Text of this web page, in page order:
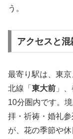
う。
アクセスと
最寄り駅は、東京
北線「 東大前 」
10分圏内です。
拝・祈祷・婚礼
が、花の季節や休